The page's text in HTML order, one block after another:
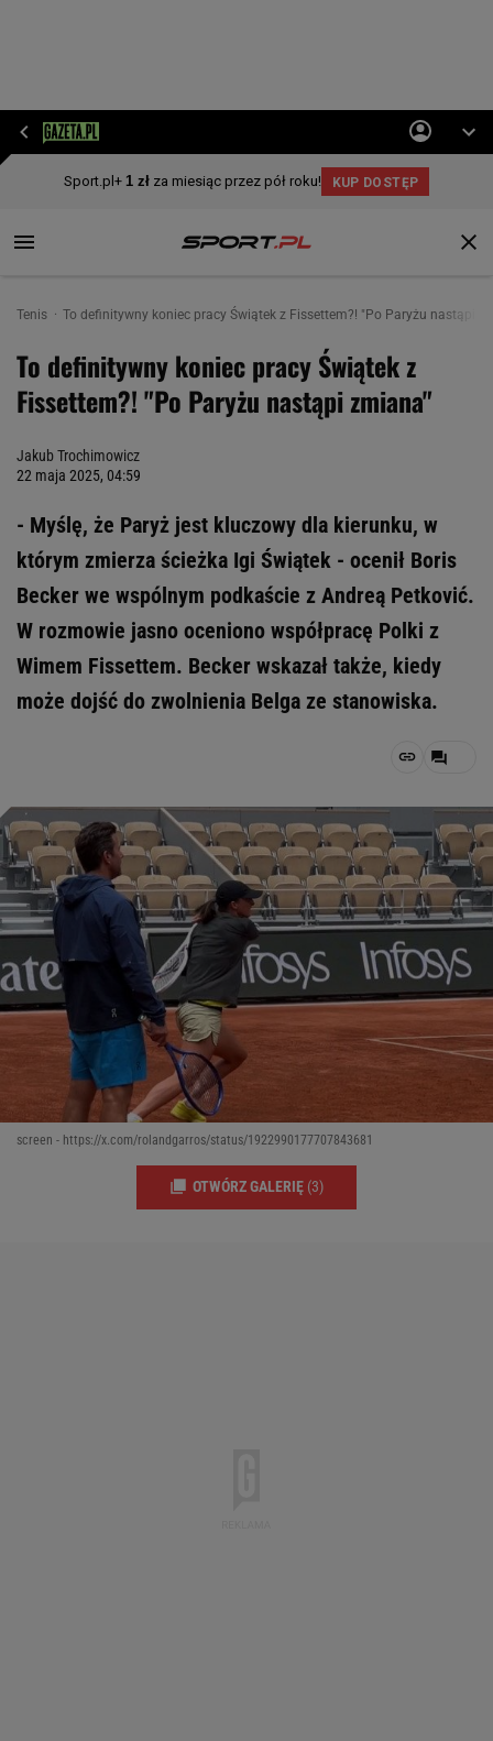
Tenis To definitywny koniec pracy Świątek z Fissettem?! "Po Paryżu nastąpi
To definitywny koniec pracy Świątek z
Fissettem?! "Po Paryżu nastąpi zmiana"
Jakub Trochimowicz
22 maja 2025, 04:59
- Myślę, że Paryż jest kluczowy dla kierunku, w
którym zmierza ścieżka Igi Świątek - ocenił Boris
Becker we wspólnym podkaście z Andreą Petković.
W rozmowie jasno oceniono współpracę Polki z
Wimem Fissettem. Becker wskazał także, kiedy
może dojść do zwolnienia Belga ze stanowiska.
screen - https://x.com/rolandgarros/status/1922990177707843681
OTWÓRZ GALERIĘ (3)